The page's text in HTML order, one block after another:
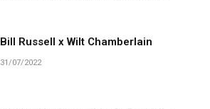
Bill Russell x Wilt Chamberlain
31/07/2022